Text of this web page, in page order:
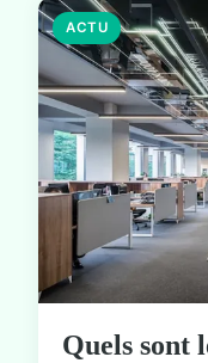
ACTU
Quels sont